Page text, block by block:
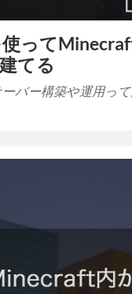
って
てる
バー構築や運用っ